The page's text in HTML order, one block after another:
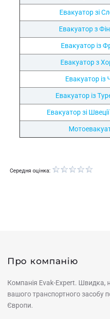
Евакуатор зі
Евакуатор з
Евакуатор із
Евакуатор з
Евакуатор із
Евакуатор із
Евакуатор зі
Середня оцінка:
Про компанію
Компанія Evak-Expert. Швидка,
вашого транспортного засобу
Європи.